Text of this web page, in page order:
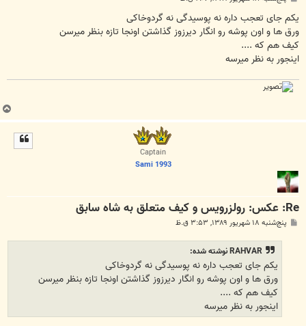
س
ت
یکم جای تعجب داره نه پوسیدگی نه گردوخاکی
ورق ها و اون پوشه رو انگار دیرزوز گذاشتن اونجا تازه بنظر میرسن
کیف هم که ....
اینجور به نظر میرسه
Captain
Sami 1993
Re: عكس: رولزرويس و كيف متعلق به شاه سابق
س
پنج‌شنبه ۱۸ شهریور ۱۳۸۹, ۳:۵۳ ق.ظ
RAHVAR نوشته شده:
یکم جای تعجب داره نه پوسیدگی نه گردوخاکی
ورق ها و اون پوشه رو انگار دیرزوز گذاشتن اونجا تازه بنظر میرسن
کیف هم که ....
اینجور به نظر میرسه